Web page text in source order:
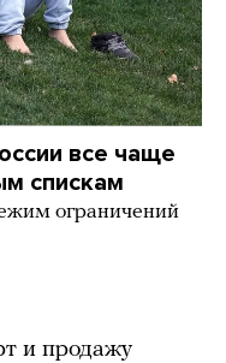
все чаще
спискам
ограничений
и продажу